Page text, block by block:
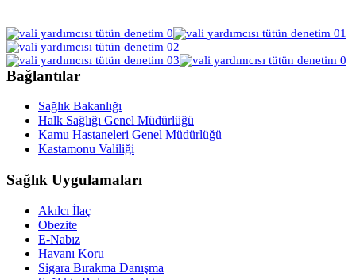
Bağlantılar
Sağlık Bakanlığı
Halk Sağlığı Genel Müdürlüğü
Kamu Hastaneleri Genel Müdürlüğü
Kastamonu Valiliği
Sağlık Uygulamaları
Akılcı İlaç
Obezite
E-Nabız
Havanı Koru
Sigara Bırakma Danışma